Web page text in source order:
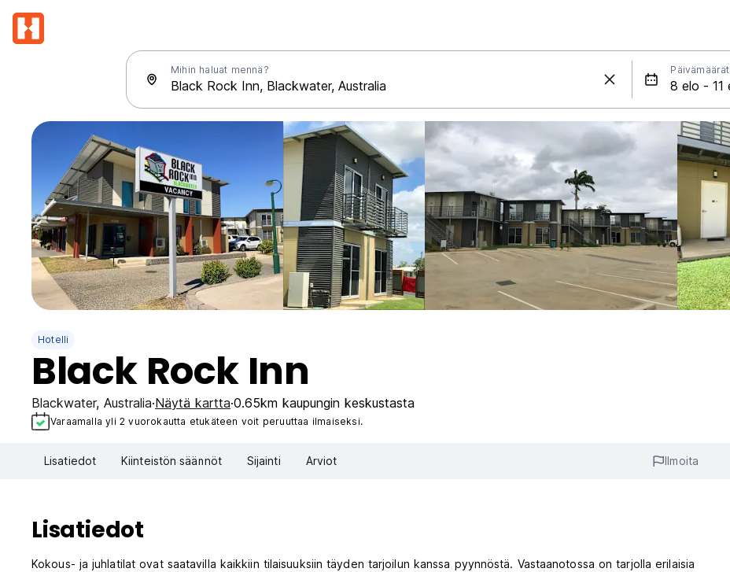
Mihin haluat mennä? Päivämäärät
Hotelli
Black Rock Inn
Blackwater, Australia Näytä kartta 0.65km kaupungin keskustasta
Varaamalla yli 2 vuorokautta etukäteen voit peruuttaa ilmaiseksi.
Lisatiedot Kiinteistön säännöt Sijainti Arviot Ilmoita
Lisatiedot
Kokous- ja juhlatilat ovat saatavilla kaikkiin tilaisuuksiin täyden tarjoilun kanssa pyynnöstä. Vastaanotossa on tarjolla erilaisia ​​